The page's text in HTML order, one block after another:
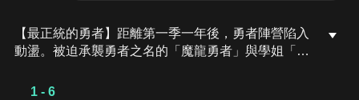
【最正統的勇者】距離第一季一年後，勇者陣營陷入
動盪。被迫承襲勇者之名的「魔龍勇者」與學姐「劍
中從互不信任到並肩作戰，卻在魔神祭壇上踏入敵人
1 - 6